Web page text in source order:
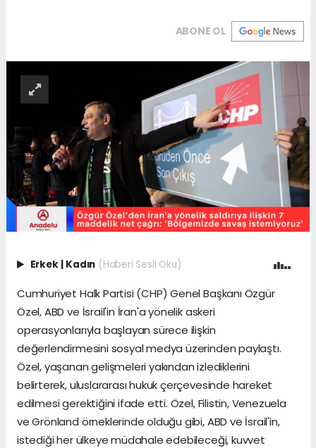
ABONE OL
Erkek | Kadın (Haberi Sesli Oku)
Cumhuriyet Halk Partisi (CHP) Genel Başkanı Özgür
Özel, ABD ve İsrail'in İran'a yönelik askeri
operasyonlarıyla başlayan sürece ilişkin
değerlendirmesini sosyal medya üzerinden paylaştı.
Özel, yaşanan gelişmeleri yakından izlediklerini
belirterek, uluslararası hukuk çerçevesinde hareket
edilmesi gerektiğini ifade etti. Özel, Filistin, Venezuela
ve Grönland örneklerinde olduğu gibi, ABD ve İsrail'in,
istediği her ülkeye müdahale edebileceği, kuvvet